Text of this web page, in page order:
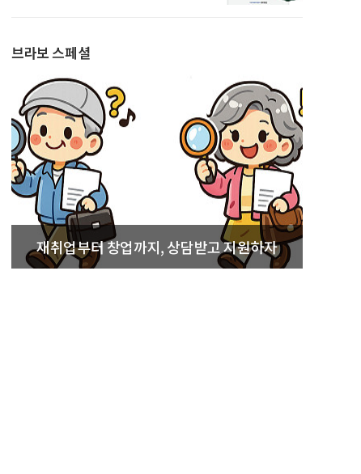
브라보 스페셜
재취업부터 창업까지, 상담받고 지원하자